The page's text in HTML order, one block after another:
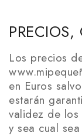
PRECIOS,
Los precios
en Euros
estarán
validez de los
y sea cual